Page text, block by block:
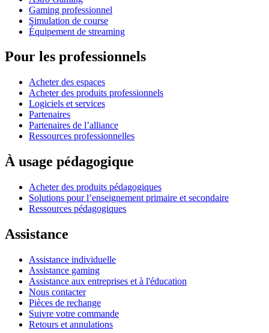
Gaming professionnel
Simulation de course
Équipement de streaming
Pour les professionnels
Acheter des espaces
Acheter des produits professionnels
Logiciels et services
Partenaires
Partenaires de l’alliance
Ressources professionnelles
À usage pédagogique
Acheter des produits pédagogiques
Solutions pour l’enseignement primaire et secondaire
Ressources pédagogiques
Assistance
Assistance individuelle
Assistance gaming
Assistance aux entreprises et à l'éducation
Nous contacter
Pièces de rechange
Suivre votre commande
Retours et annulations